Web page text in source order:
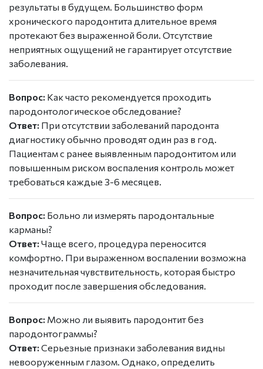
результаты в будущем. Большинство форм
хронического пародонтита длительное время
протекают без выраженной боли. Отсутствие
неприятных ощущений не гарантирует отсутствие
заболевания.
Вопрос: Как часто рекомендуется проходить
пародонтологическое обследование?
Ответ: При отсутствии заболеваний пародонта
диагностику обычно проводят один раз в год.
Пациентам с ранее выявленным пародонтитом или
повышенным риском воспаления контроль может
требоваться каждые 3-6 месяцев.
Вопрос: Больно ли измерять пародонтальные
карманы?
Ответ: Чаще всего, процедура переносится
комфортно. При выраженном воспалении возможна
незначительная чувствительность, которая быстро
проходит после завершения обследования.
Вопрос: Можно ли выявить пародонтит без
пародонтограммы?
Ответ: Серьезные признаки заболевания видны
невооруженным глазом. Однако, определить